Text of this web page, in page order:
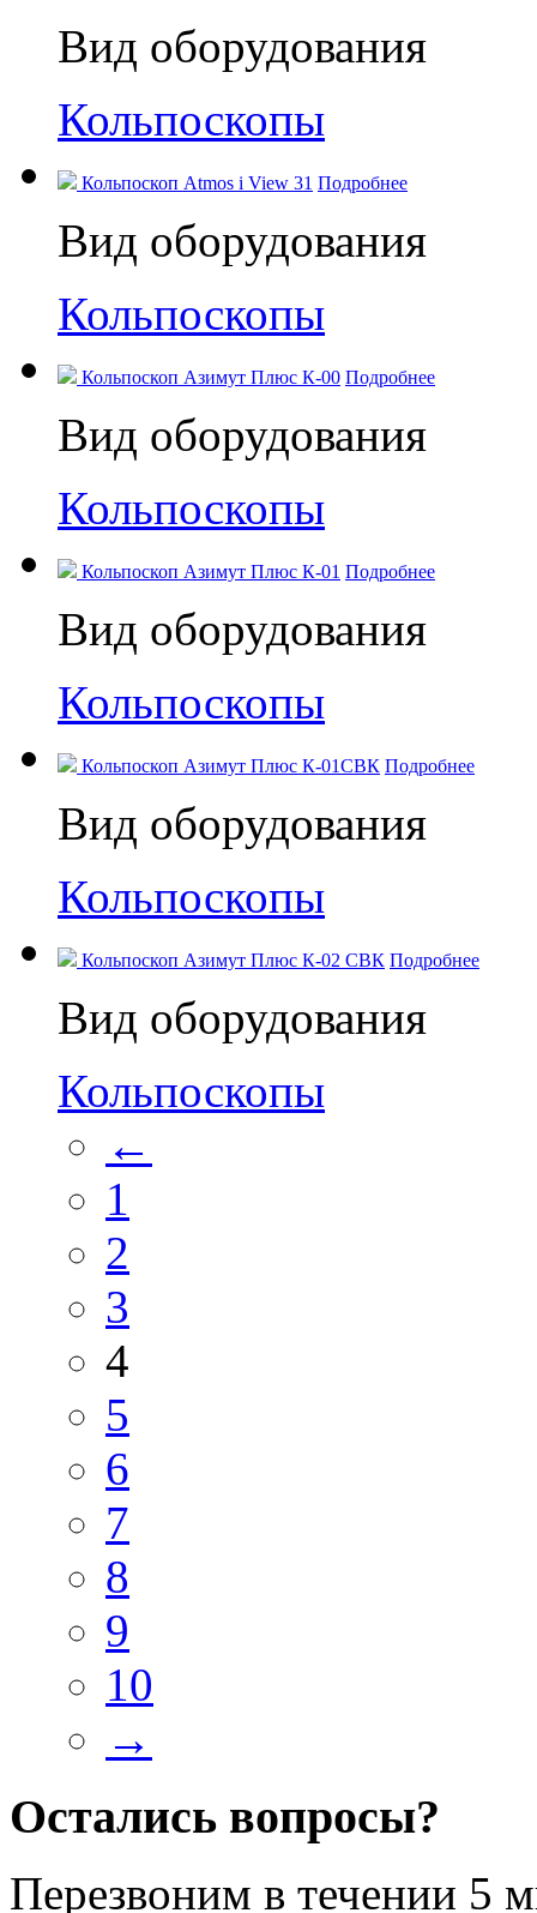
Вид оборудования
Кольпоскопы
Кольпоскоп Atmos i View 31 Подробнее
Вид оборудования
Кольпоскопы
Кольпоскоп Азимут Плюс К-00 Подробнее
Вид оборудования
Кольпоскопы
Кольпоскоп Азимут Плюс К-01 Подробнее
Вид оборудования
Кольпоскопы
Кольпоскоп Азимут Плюс К-01СВК Подробнее
Вид оборудования
Кольпоскопы
Кольпоскоп Азимут Плюс К-02 СВК Подробнее
Вид оборудования
Кольпоскопы
←
1
2
3
4
5
6
7
8
9
10
→
Остались вопросы?
Перезвоним в течении 5